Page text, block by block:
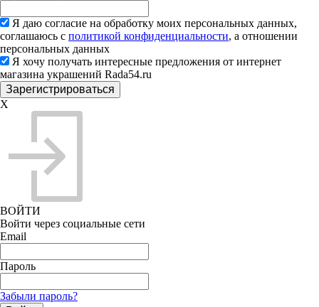
Я даю согласие на обработку моих персональных данных,
соглашаюсь с политикой конфиденциальности, а отношении
персональных данных
Я хочу получать интересные предложения от интернет
магазина украшений Rada54.ru
X
ВОЙТИ
Войти через социальные сети
Email
Пароль
Забыли пароль?